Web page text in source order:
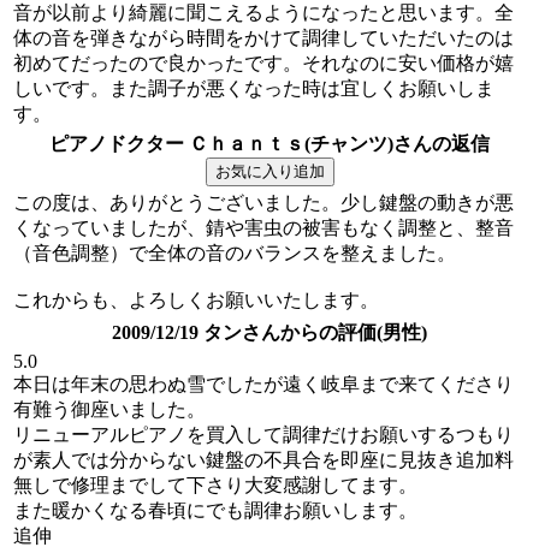
音が以前より綺麗に聞こえるようになったと思います。全
体の音を弾きながら時間をかけて調律していただいたのは
初めてだったので良かったです。それなのに安い価格が嬉
しいです。また調子が悪くなった時は宜しくお願いしま
す。
ピアノドクター Ｃｈａｎｔｓ(チャンツ)さんの返信
この度は、ありがとうございました。少し鍵盤の動きが悪
くなっていましたが、錆や害虫の被害もなく調整と、整音
（音色調整）で全体の音のバランスを整えました。
これからも、よろしくお願いいたします。
2009/12/19 タンさんからの評価(男性)
5.0
本日は年末の思わぬ雪でしたが遠く岐阜まで来てくださり
有難う御座いました。
リニューアルピアノを買入して調律だけお願いするつもり
が素人では分からない鍵盤の不具合を即座に見抜き追加料
無しで修理までして下さり大変感謝してます。
また暖かくなる春頃にでも調律お願いします。
追伸